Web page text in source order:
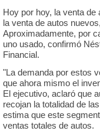
Hoy por hoy, la venta de
la venta de autos
Aproximadamente, por
uno usado, confirmó
Financial.
"La demanda por estos
que ahora mismo el
El ejecutivo, aclaró que
recojan la totalidad de
estima que este
ventas totales de autos.